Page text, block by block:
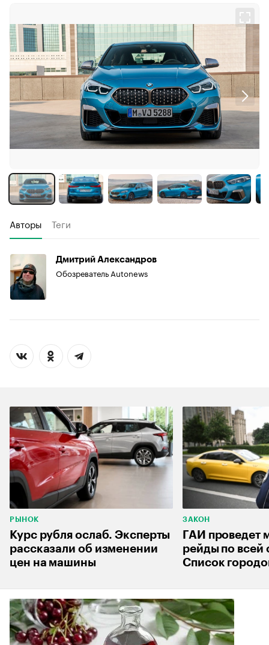
Авторы Теги
Дмитрий Александров
Обозреватель Autonews
РЫНОК
Курс рубля ослаб. Эксперты
рассказали об изменении
цен на машины
ЗАКОН
ГАИ проведет
рейды по всей
Список